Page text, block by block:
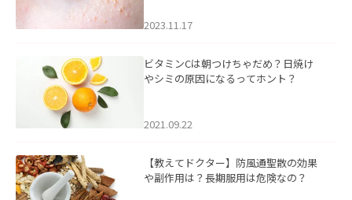
2023.11.17
ビタミンCは朝つけちゃだめ？日焼け
やシミの原因になるってホント？
2021.09.22
【教えてドクター】防風通聖散の効果
や副作用は？長期服用は危険なの？